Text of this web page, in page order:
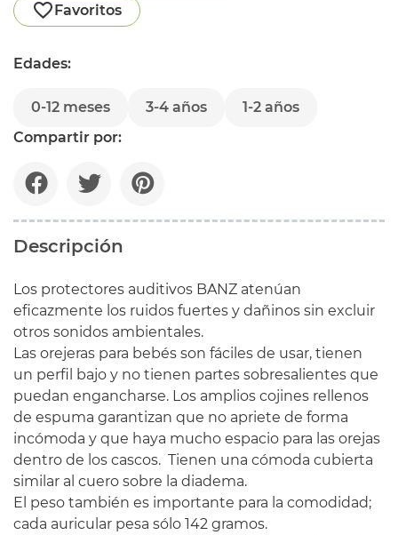
Favoritos
Edades:
0-12 meses 3-4 años
1-2 años
Compartir por:
Descripción
Los protectores auditivos BANZ atenúan
eficazmente los ruidos fuertes y dañinos sin excluir
otros sonidos ambientales.
Las orejeras para bebés son fáciles de usar, tienen
un perfil bajo y no tienen partes sobresalientes que
puedan engancharse. Los amplios cojines rellenos
de espuma garantizan que no apriete de forma
incómoda y que haya mucho espacio para las orejas
dentro de los cascos. Tienen una cómoda cubierta
similar al cuero sobre la diadema.
El peso también es importante para la comodidad;
cada auricular pesa sólo 142 gramos.